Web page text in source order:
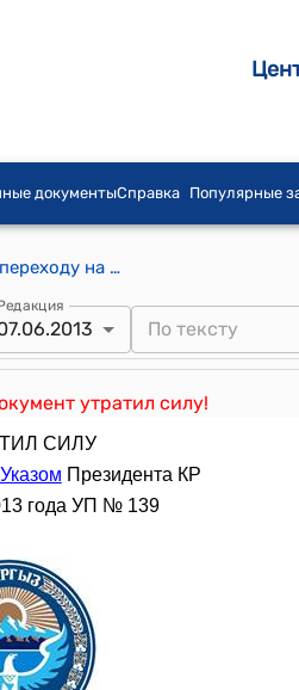
документыСправка Популярные
Указ Президента КР от 6 сентября 1994 года УП №232 "О мерах по переходу на декларирование доходов населения"
утратил силу!